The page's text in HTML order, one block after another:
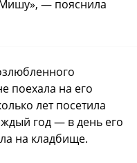
Мишу», — пояснила
поехала на его
лет посетила
год — в день его
на кладбище.